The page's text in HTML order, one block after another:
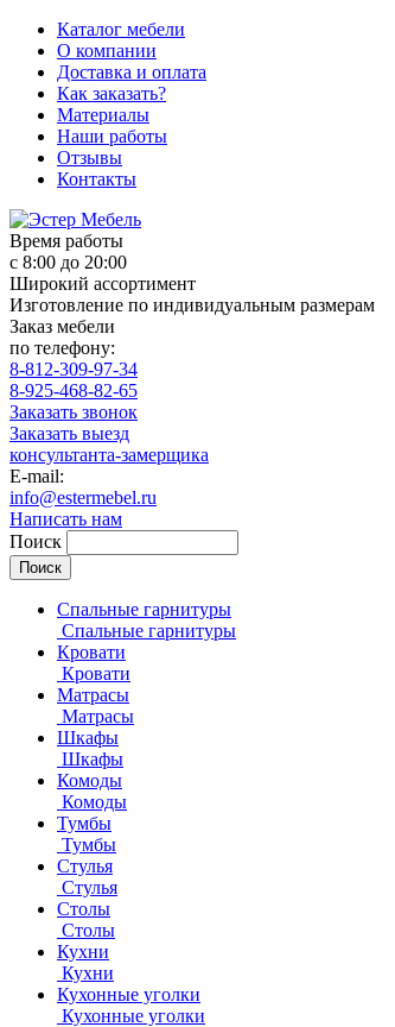
Каталог мебели
О компании
Доставка и оплата
Как заказать?
Материалы
Наши работы
Отзывы
Контакты
Время работы
с 8:00 до 20:00
Широкий ассортимент
Изготовление по индивидуальным размерам
Заказ мебели
по телефону:
8-812-309-97-34
8-925-468-82-65
Заказать звонок
Заказать выезд
консультанта-замерщика
E-mail:
info@estermebel.ru
Написать нам
Поиск
Спальные гарнитуры
Спальные гарнитуры
Кровати
Кровати
Матрасы
Матрасы
Шкафы
Шкафы
Комоды
Комоды
Тумбы
Тумбы
Стулья
Стулья
Столы
Столы
Кухни
Кухни
Кухонные уголки
Кухонные уголки